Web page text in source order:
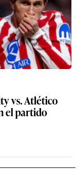
vs. Atlético
el partido